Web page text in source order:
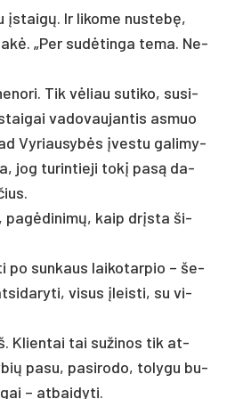
įstaigų. Ir li­ko­me nu­stebę,
„Per su­dėtin­ga te­ma. Ne­
Tik vėliau su­ti­ko, su­si­
va­do­vau­jan­tis as­muo
Vy­riau­sybės įves­tu ga­li­my­
jog tu­rin­tie­ji tokį pa­są da­
pa­gėdi­nimų, kaip drįsta ši­
po sun­kaus lai­ko­tar­pio – še­
vi­sus įleis­ti, su vi­
Klien­tai tai su­ži­nos tik at­
pa­su, pa­si­ro­do, to­ly­gu bu­
– at­bai­dy­ti.